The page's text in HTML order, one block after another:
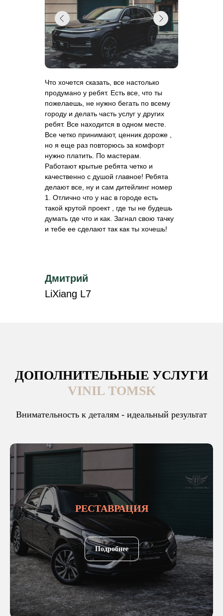
Что хочется сказать, все настолько
продумано у ребят. Есть все, что ты
пожелаешь, не нужно бегать по всему
городу и делать часть услуг у других
ребят. Все находится в одном месте.
Все четко принимают, ценник дороже ,
но я еще раз повторюсь за комфорт
нужно платить. По мастерам.
Работают крытые ребята четко и
качественно с душой главное! Ребята
делают все, ну и сам дитейлинг номер
1. Отлично что у нас в городе есть
такой крутой проект , где ты не будешь
думать где что и как. Загнал свою тачку
и тебе ее сделают так как ты хочешь!
Дмитрий
LiXiang L7
ДОПОЛНИТЕЛЬНЫЕ УСЛУГИ
VINIL TOMSK
Внимательность к деталям - идеальный результат
РЕСТАВРАЦИЯ
Подробнее